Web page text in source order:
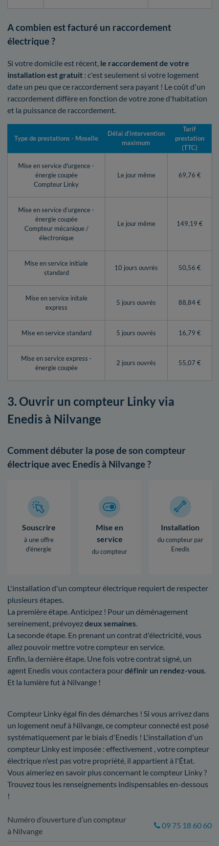
A combien est facturé un raccordement
électrique ?
Si votre domicile est récent, le raccordement de votre
installation est gratuit : c'est seulement si votre logement
date un peu que ce raccordement sera payant ! Le coût d'un
raccordement diffère en fonction de votre zone d'habitation
et la puissance de raccordement.
Type de prestations - Moselle
Délai d’intervention
maximum
Tarif
prestation
(TTC)
Mise en service d'urgence -
énergie coupée
Compteur Linky
Le jour même 69,76 €
Mise en service d’urgence -
énergie coupée
Compteur mécanique /
électronique
Le jour même 149,19 €
Mise en service initiale
standard
10 jours ouvrés 50,56 €
Mise en service initale
express
5 jours ouvrés 88,84 €
Mise en service standard 5 jours ouvrés 16,79 €
Mise en service express -
énergie coupée
2 jours ouvrés 55,07 €
3. Ouvrir un compteur Linky via
Enedis à Nilvange
Comment débuter la pose de son compteur
électrique avec Enedis à Nilvange ?
Souscrire
à une offre
d’énergie
Mise en
service
du compteur
Installation
du compteur par
Enedis
L'installation d'un compteur électrique requiert de respecter
plusieurs étapes.
La première étape. Anticipez ! Pour un déménagement
sereinement, prévoyezdeux semaines.
La seconde étape. En prenant un contrat d'électricité, vous
allez pouvoir mettre votre compteur en service.
Enfin, la dernière étape. Une fois votre contrat signé, un
agent Enedis vous contactera pourdéfinir un rendez-vous.
Et la lumière fut à Nilvange !
Compteur Linky égal fin des démarches ! Si vous arrivez dans
un logement neuf à Nilvange, ce compteur connecté est posé
systématiquement par le biais d'Enedis ! L'installation d'un
compteur Linky est imposée : effectivement , votre compteur
électrique n'est pas votre propriété, il appartient à l'État.
Vous aimeriez en savoir plus concernant le compteur Linky ?
Trouvez tous les renseignements indispensables en-dessous
!
Numéro d’ouverture d’un compteur
à Nilvange
09 75 18 60 60